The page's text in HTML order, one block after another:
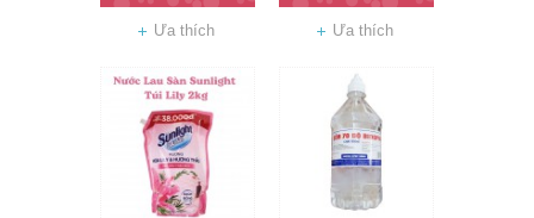
Ưa thích Ưa thích